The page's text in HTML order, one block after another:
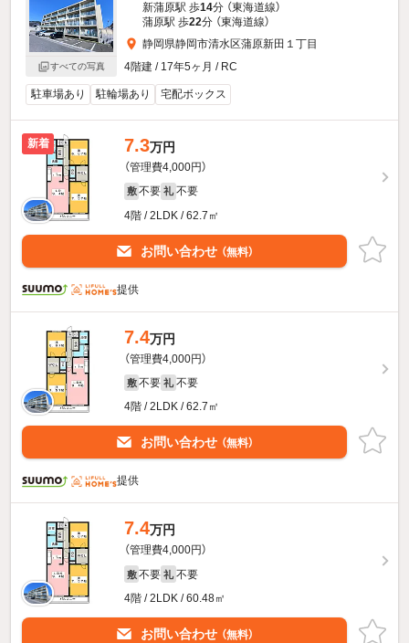
すべての写真
新蒲原駅 歩14分 （東海道線）
蒲原駅 歩22分 （東海道線）
静岡県静岡市清水区蒲原新田１丁目
4階建 / 17年5ヶ月 / RC
駐車場あり 駐輪場あり 宅配ボックス
新着 7.3万円
（管理費4,000円）
敷 不要 礼 不要
4階 / 2LDK / 62.7㎡
お問い合わせ （無料）
提供
7.4万円
（管理費4,000円）
敷 不要 礼 不要
4階 / 2LDK / 62.7㎡
お問い合わせ （無料）
提供
7.4万円
（管理費4,000円）
敷 不要 礼 不要
4階 / 2LDK / 60.48㎡
お問い合わせ （無料）